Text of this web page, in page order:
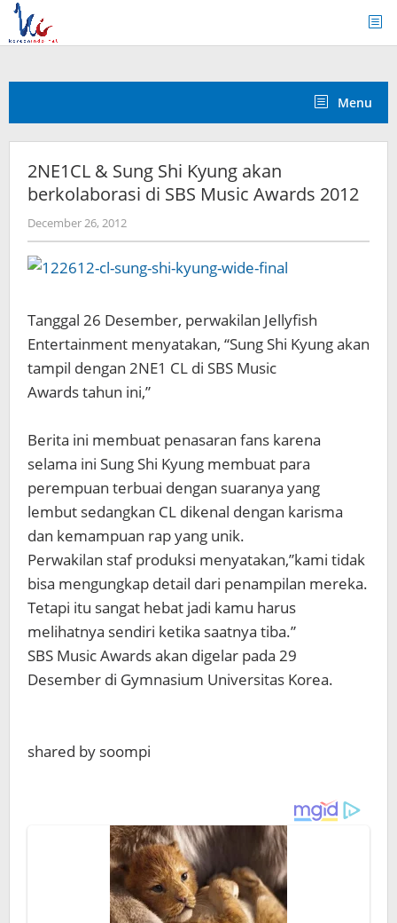
Skip
content
Menu
2NE1CL & Sung Shi Kyung akan
berkolaborasi di SBS Music Awards 2012
December 26, 2012by
Koreanindo
Tanggal 26 Desember, perwakilan Jellyfish
Entertainment menyatakan, “Sung Shi Kyung akan
tampil dengan 2NE1 CL di SBS Music
Awards tahun ini,”
Berita ini membuat penasaran fans karena
selama ini Sung Shi Kyung membuat para
perempuan terbuai dengan suaranya yang
lembut sedangkan CL dikenal dengan karisma
dan kemampuan rap yang unik.
Perwakilan staf produksi menyatakan,”kami tidak
bisa mengungkap detail dari penampilan mereka.
Tetapi itu sangat hebat jadi kamu harus
melihatnya sendiri ketika saatnya tiba.”
SBS Music Awards akan digelar pada 29
Desember di Gymnasium Universitas Korea.
shared by soompi